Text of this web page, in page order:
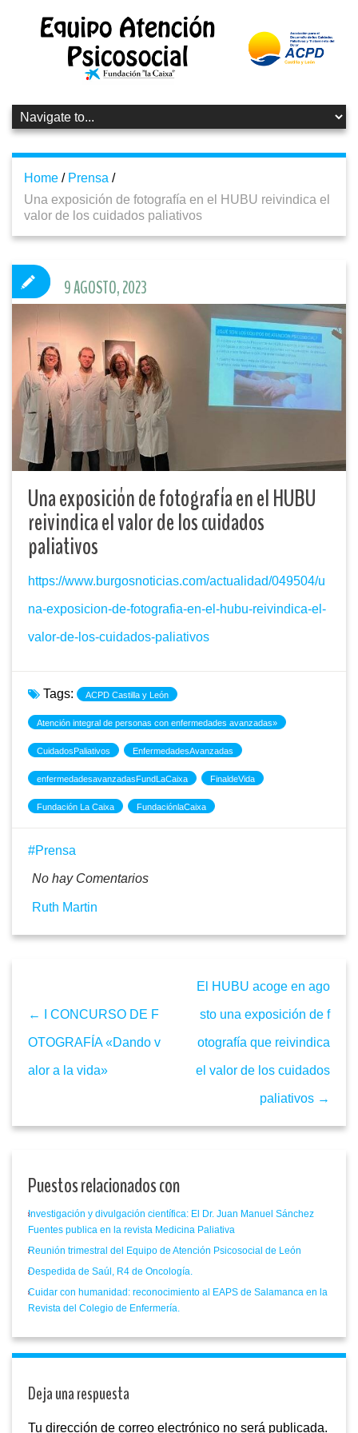
Home / Prensa /
Una exposición de fotografía en el HUBU reivindica el
valor de los cuidados paliativos
Una exposición de fotografía en el HUBU
reivindica el valor de los cuidados
paliativos
https://www.burgosnoticias.com/actualidad/049504/u
na-exposicion-de-fotografia-en-el-hubu-reivindica-el-
valor-de-los-cuidados-paliativos
Tags: ACPD Castilla y León
Atención integral de personas con enfermedades avanzadas»
CuidadosPaliativos EnfermedadesAvanzadas
enfermedadesavanzadasFundLaCaixa FinaldeVida
Fundación La Caixa FundaciónlaCaixa
9 AGOSTO, 2023
Prensa
No hay Comentarios
Ruth Martin
← I CONCURSO DE F
OTOGRAFÍA «Dando v
alor a la vida»
El HUBU acoge en ago
sto una exposición de f
otografía que reivindica
el valor de los cuidados
paliativos →
Puestos relacionados con
Investigación y divulgación científica: El Dr. Juan Manuel Sánchez
Fuentes publica en la revista Medicina Paliativa
Reunión trimestral del Equipo de Atención Psicosocial de León
Despedida de Saúl, R4 de Oncología.
Cuidar con humanidad: reconocimiento al EAPS de Salamanca en la
Revista del Colegio de Enfermería.
Deja una respuesta
Tu dirección de correo electrónico no será publicada.